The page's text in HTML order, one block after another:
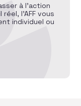
à l’action
l’AFF vous
individuel ou